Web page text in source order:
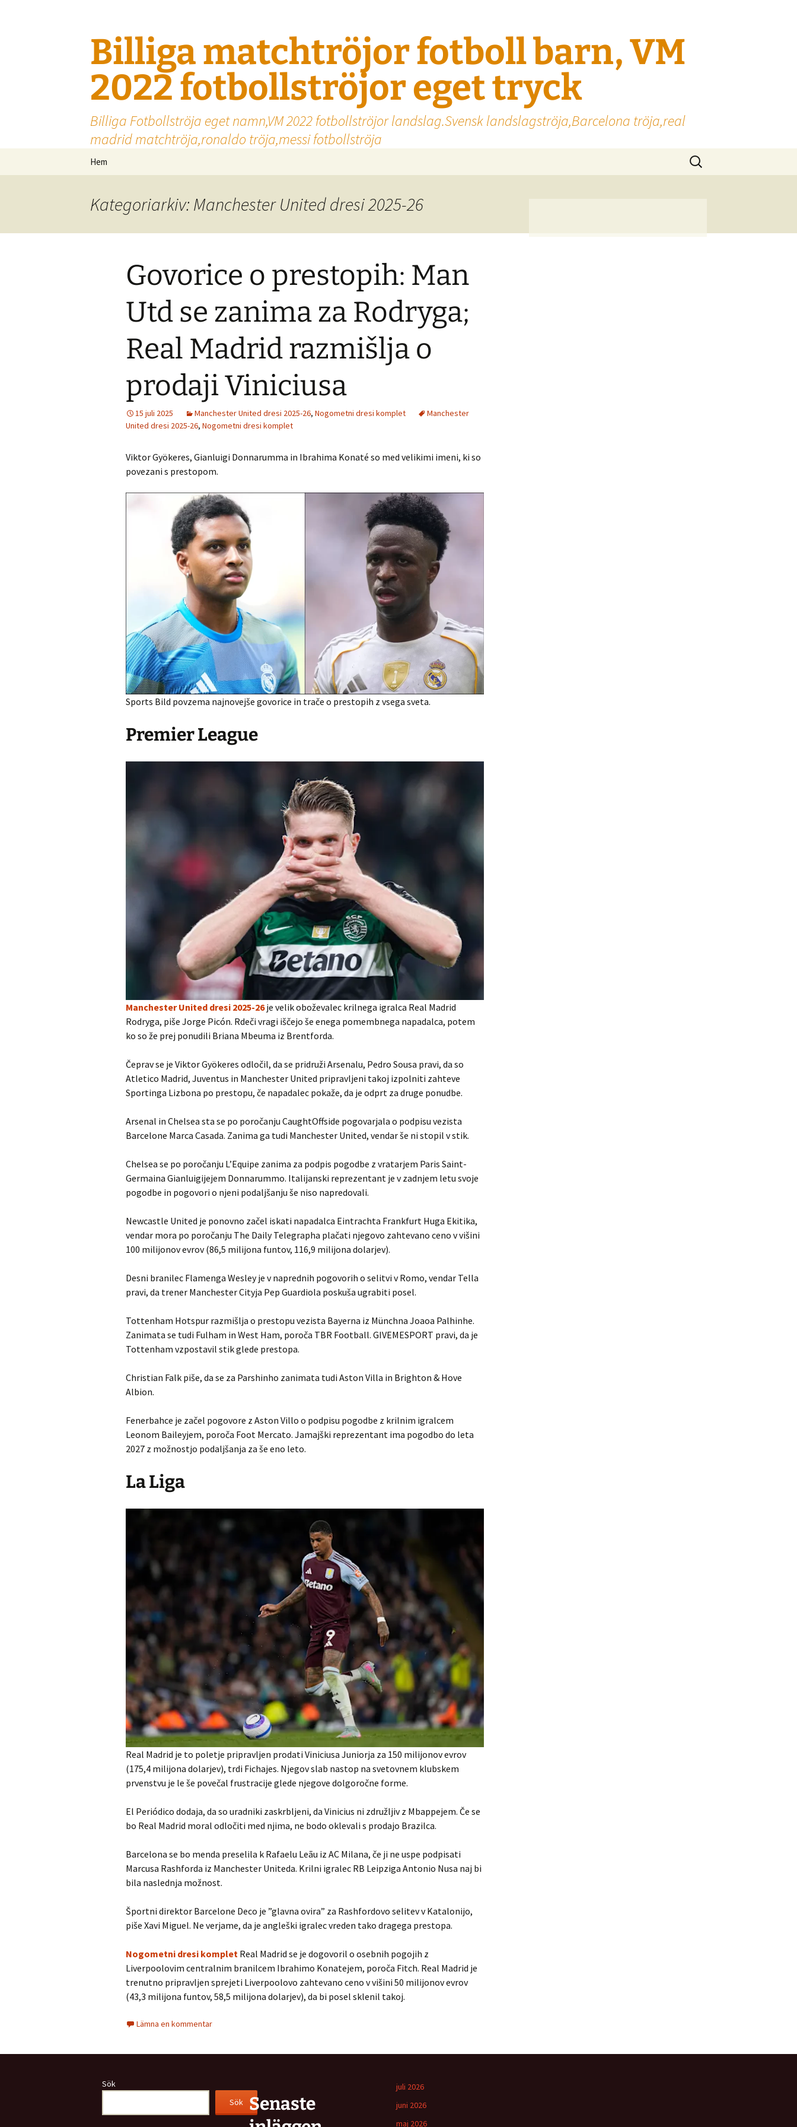
Billiga matchtröjor fotboll barn, VM
2022 fotbollströjor eget tryck
Billiga Fotbollströja eget namn,VM 2022 fotbollströjor landslag.Svensk landslagströja,Barcelona tröja,real
madrid matchtröja,ronaldo tröja,messi fotbollströja
Hem
Sök
efter:
Kategoriarkiv: Manchester United dresi 2025-26
Govorice o prestopih: Man
Utd se zanima za Rodryga;
Real Madrid razmišlja o
prodaji Viniciusa
15 juli 2025 Manchester United dresi 2025-26, Nogometni dresi komplet
Manchester
United dresi 2025-26, Nogometni dresi komplet
Viktor Gyökeres, Gianluigi Donnarumma in Ibrahima Konaté so med velikimi imeni, ki so
povezani s prestopom.
Sports Bild povzema najnovejše govorice in trače o prestopih z vsega sveta.
Premier League
Manchester United dresi 2025-26je velik oboževalec krilnega igralca Real Madrid
Rodryga, piše Jorge Picón. Rdeči vragi iščejo še enega pomembnega napadalca, potem
ko so že prej ponudili Briana Mbeuma iz Brentforda.
Čeprav se je Viktor Gyökeres odločil, da se pridruži Arsenalu, Pedro Sousa pravi, da so
Atletico Madrid, Juventus in Manchester United pripravljeni takoj izpolniti zahteve
Sportinga Lizbona po prestopu, če napadalec pokaže, da je odprt za druge ponudbe.
Arsenal in Chelsea sta se po poročanju CaughtOffside pogovarjala o podpisu vezista
Barcelone Marca Casada. Zanima ga tudi Manchester United, vendar še ni stopil v stik.
Chelsea se po poročanju L’Equipe zanima za podpis pogodbe z vratarjem Paris Saint-
Germaina Gianluigijejem Donnarummo. Italijanski reprezentant je v zadnjem letu svoje
pogodbe in pogovori o njeni podaljšanju še niso napredovali.
Newcastle United je ponovno začel iskati napadalca Eintrachta Frankfurt Huga Ekitika,
vendar mora po poročanju The Daily Telegrapha plačati njegovo zahtevano ceno v višini
100 milijonov evrov (86,5 milijona funtov, 116,9 milijona dolarjev).
Desni branilec Flamenga Wesley je v naprednih pogovorih o selitvi v Romo, vendar Tella
pravi, da trener Manchester Cityja Pep Guardiola poskuša ugrabiti posel.
Tottenham Hotspur razmišlja o prestopu vezista Bayerna iz Münchna Joaoa Palhinhe.
Zanimata se tudi Fulham in West Ham, poroča TBR Football. GIVEMESPORT pravi, da je
Tottenham vzpostavil stik glede prestopa.
Christian Falk piše, da se za Parshinho zanimata tudi Aston Villa in Brighton & Hove
Albion.
Fenerbahce je začel pogovore z Aston Villo o podpisu pogodbe z krilnim igralcem
Leonom Baileyjem, poroča Foot Mercato. Jamajški reprezentant ima pogodbo do leta
2027 z možnostjo podaljšanja za še eno leto.
La Liga
Real Madrid je to poletje pripravljen prodati Viniciusa Juniorja za 150 milijonov evrov
(175,4 milijona dolarjev), trdi Fichajes. Njegov slab nastop na svetovnem klubskem
prvenstvu je le še povečal frustracije glede njegove dolgoročne forme.
El Periódico dodaja, da so uradniki zaskrbljeni, da Vinicius ni združljiv z Mbappejem. Če se
bo Real Madrid moral odločiti med njima, ne bodo oklevali s prodajo Brazilca.
Barcelona se bo menda preselila k Rafaelu Leãu iz AC Milana, če ji ne uspe podpisati
Marcusa Rashforda iz Manchester Uniteda. Krilni igralec RB Leipziga Antonio Nusa naj bi
bila naslednja možnost.
Športni direktor Barcelone Deco je ”glavna ovira” za Rashfordovo selitev v Katalonijo,
piše Xavi Miguel. Ne verjame, da je angleški igralec vreden tako dragega prestopa.
Nogometni dresi komplet Real Madrid se je dogovoril o osebnih pogojih z
Liverpoolovim centralnim branilcem Ibrahimo Konatejem, poroča Fitch. Real Madrid je
trenutno pripravljen sprejeti Liverpoolovo zahtevano ceno v višini 50 milijonov evrov
(43,3 milijona funtov, 58,5 milijona dolarjev), da bi posel sklenil takoj.
Lämna en kommentar
Sök
Sök
Senaste
juli 2026
juni 2026
maj 2026